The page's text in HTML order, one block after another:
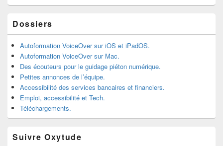
Dossiers
Autoformation VoiceOver sur iOS et iPadOS.
Autoformation VoiceOver sur Mac.
Des écouteurs pour le guidage piéton numérique.
Petites annonces de l’équipe.
Accessibilité des services bancaires et financiers.
Emploi, accessibilité et Tech.
Téléchargements.
Suivre Oxytude